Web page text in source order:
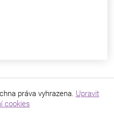
práva vyhrazena. Upravit
cookies